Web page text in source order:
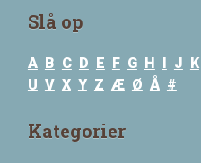
Slå op
A B C D E F G H I J K
U V X Y Z Æ Ø Å #
Kategorier